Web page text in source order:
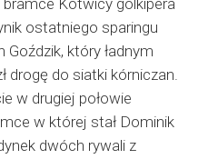
Kotwicy golkipera
ostatniego sparingu
Goździk, który ładnym
drogę do siatki kórniczan.
w drugiej połowie
w której stał Dominik
dwóch rywali z